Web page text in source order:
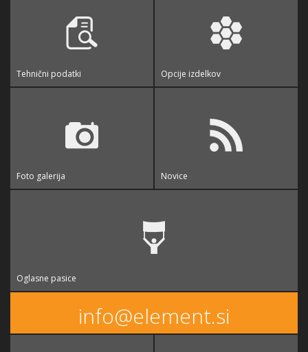
Tehnični podatki Opcije izdelkov
Foto galerija Novice
Oglasne pasice
info@element.si